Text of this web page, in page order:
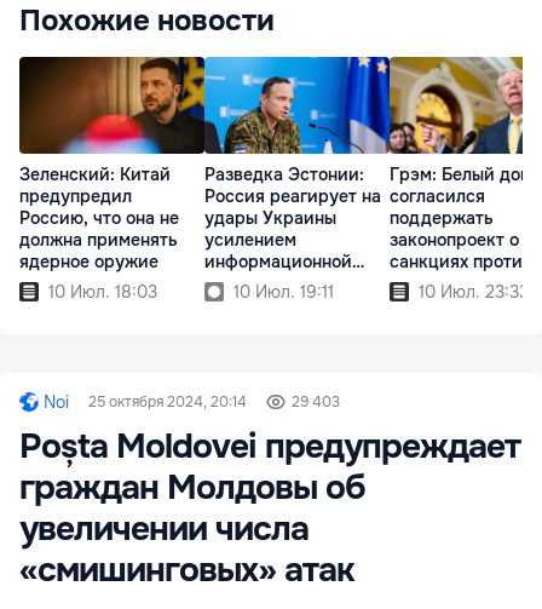
Похожие новости
Зеленский: Китай
предупредил
Россию, что она не
должна применять
ядерное оружие
10 Июл. 18:03
Разведка Эстонии:
Россия реагирует на
удары Украины
усилением
информационной
войны10 Июл. 19:11
Грэм: Белый дом
согласился
поддержать
законопроект о
санкциях против
России10 Июл. 23:33
Noi 25 октября 2024, 20:14 29 403
Poșta Moldovei предупреждает
граждан Молдовы об
увеличении числа
«смишинговых» атак